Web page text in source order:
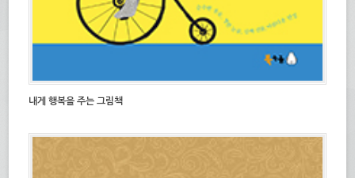
내게 행복을 주는 그림책